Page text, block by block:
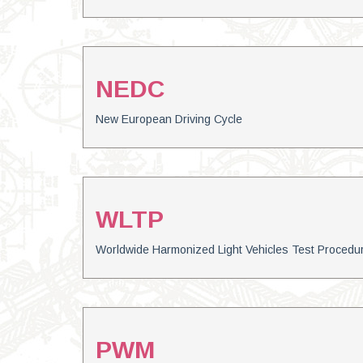
NEDC
New European Driving Cycle
WLTP
Worldwide Harmonized Light Vehicles Test
PWM